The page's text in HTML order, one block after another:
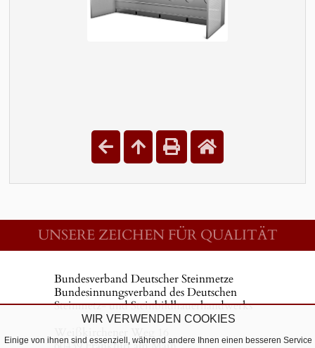
UNSERE ZEICHEN FÜR QUALITÄT
Bundesverband Deutscher Steinmetze
Bundesinnungsverband des Deutschen
Steinmetz- und Steinbildhauerhandwerks
Weißkirchener Weg 16
WIR VERWENDEN COOKIES
Einige von ihnen sind essenziell, während andere Ihnen einen besseren Service